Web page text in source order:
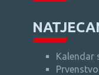
Kalendar